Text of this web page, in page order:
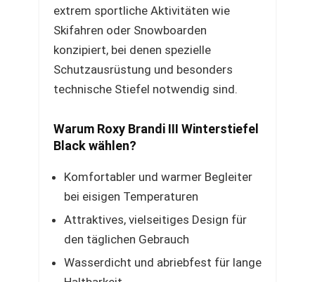
extrem sportliche Aktivitäten wie
Skifahren oder Snowboarden
konzipiert, bei denen spezielle
Schutzausrüstung und besonders
technische Stiefel notwendig sind.
Warum Roxy Brandi III Winterstiefel
Black wählen?
Komfortabler und warmer Begleiter
bei eisigen Temperaturen
Attraktives, vielseitiges Design für
den täglichen Gebrauch
Wasserdicht und abriebfest für lange